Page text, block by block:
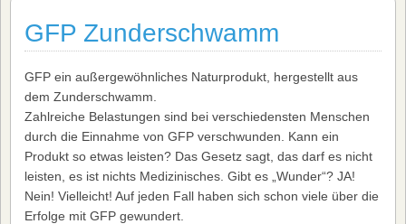
GFP Zunderschwamm
GFP ein außergewöhnliches Naturprodukt, hergestellt aus
dem Zunderschwamm.
Zahlreiche Belastungen sind bei verschiedensten Menschen
durch die Einnahme von GFP verschwunden. Kann ein
Produkt so etwas leisten? Das Gesetz sagt, das darf es nicht
leisten, es ist nichts Medizinisches. Gibt es „Wunder“? JA!
Nein! Vielleicht! Auf jeden Fall haben sich schon viele über die
Erfolge mit GFP gewundert.